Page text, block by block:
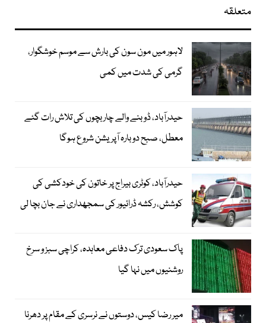
متعلقہ
لاہور میں مون سون کی بارش سے موسم خوشگوار،
گرمی کی شدت میں کمی
حیدرآباد، ڈوبنے والے چار بچوں کی تلاش رات گئے
معطل، صبح دوبارہ آپریشن شروع ہوگا
حیدرآباد، کوٹری بیراج پر خاتون کی خودکشی کی
کوشش، رکشہ ڈرائیور کی سمجھداری نے جان بچا لی
پاک سعودی ترک دفاعی معاہدہ، کراچی سبز و سرخ
روشنیوں میں نہا گیا
میر رضا کیس، دوستوں نے نرسری کے مقام پر دھرنا